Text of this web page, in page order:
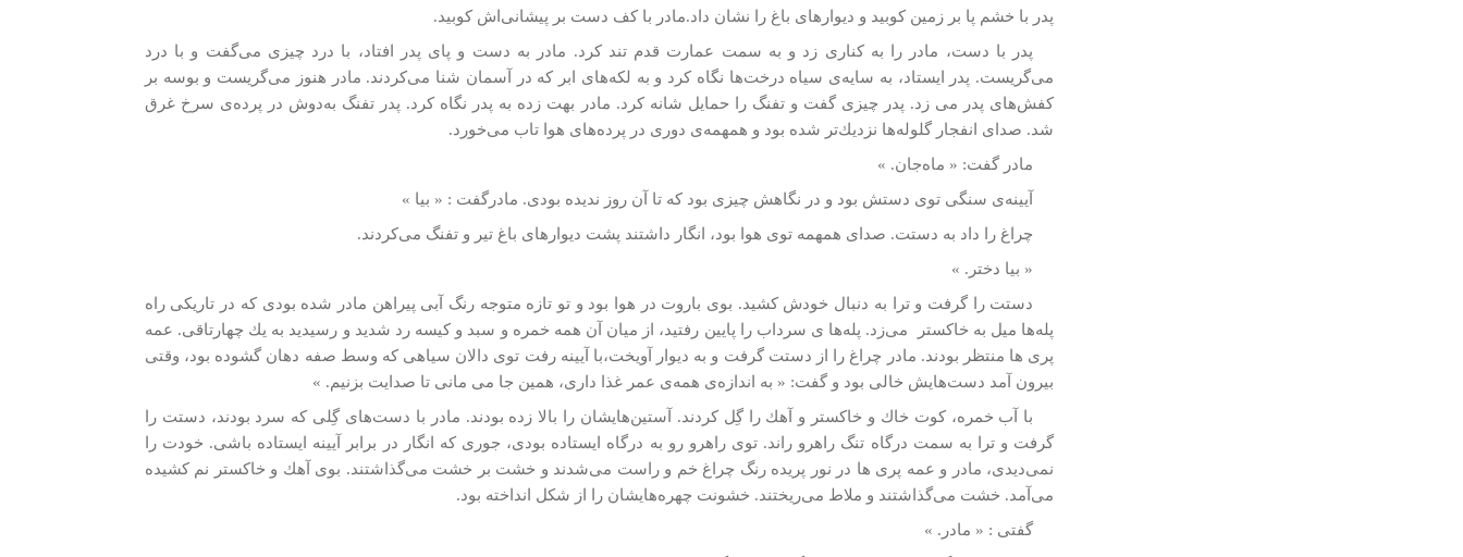
پدر با خشم پا بر زمين كوبيد و دیوارهای باغ را نشان داد.مادر با كف دست بر پيشانی‌اش كوبيد.
پدر با دست، مادر را به كناری زد و به سمت عمارت قدم تند كرد. مادر به دست و پای پدر افتاد، با درد چيزی می‌گفت و با درد
می‌گريست. پدر ايستاد، به سايه‌ی سياه درخت‌ها نگاه كرد و به لكه‌های ابر كه در آسمان شنا می‌كردند. مادر هنوز می‌گريست و بوسه بر
كفش‌های پدر می زد. پدر چيزی گفت و تفنگ را حمايل شانه كرد. مادر بهت زده به پدر نگاه كرد. پدر تفنگ به‌دوش در پرده‌ی سرخ غرق
شد. صدای انفجار گلوله‌ها نزديك‌تر شده بود و همهمه‌ی دوری در پرده‌های هوا تاب می‌خورد.
مادر گفت: « ماه‌جان. »
آيينه‌ی سنگی توی دستش بود و در نگاهش چيزی بود كه تا آن روز نديده بودی. مادرگفت : « بيا »
چراغ را داد به دستت. صدای همهمه توی هوا بود، انگار داشتند پشت ديوارهای باغ تير و تفنگ می‌كردند.
« بيا دختر. »
دستت را گرفت و ترا به دنبال خودش كشيد. بوی باروت در هوا بود و تو تازه متوجه رنگ آبی پيراهن مادر شده بودی كه در تاريكی راه
پله‌ها ميل به خاكستر می‌زد. پله‌ها ی سرداب را پايين رفتيد، از ميان آن همه خمره و سبد و كيسه رد شديد و رسيديد به يك چهارتاقی. عمه
پری­ ها منتظر بودند. مادر چراغ را از دستت گرفت و به ديوار آويخت،با آيينه رفت توی دالان سياهی كه وسط صفه دهان گشوده بود، وقتی
بيرون آمد دست‌هايش خالی بود و گفت: « به اندازه‌ی همه‌ی عمر غذا داری، همین­ جا می­ مانی تا صدايت بزنیم. »
با آب خمره، كوت خاك و خاكستر و آهك را گِل كردند. آستين‌هايشان را بالا زده بودند. مادر با دست‌های گِلی كه سرد بودند، دستت را
گرفت و ترا به سمت درگاه تنگ راهرو راند. توی راهرو رو به درگاه ايستاده بودی، جوری كه انگار در برابر آيينه ايستاده باشی. خودت را
نمی‌ديدی، مادر و عمه پری­ ها در نور پريده رنگ چراغ خم و راست می‌شدند و خشت بر خشت می‌گذاشتند. بوی آهك و خاكستر نم كشيده
می‌آمد. خشت می‌گذاشتند و ملاط می‌ريختند. خشونت چهره‌هایشان را از شكل انداخته بود.
گفتی : « مادر. »